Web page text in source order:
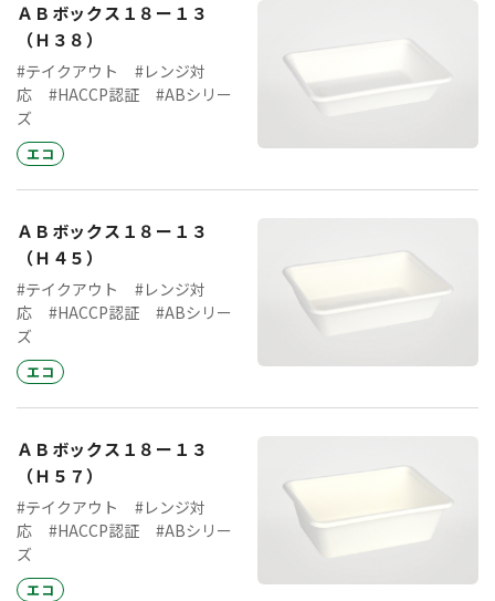
ＡＢボックス１８ー１３
（Ｈ３８）
#テイクアウト
#レンジ対
応
#HACCP認証
#ABシリー
ズ
エコ
ＡＢボックス１８ー１３
（Ｈ４５）
#テイクアウト
#レンジ対
応
#HACCP認証
#ABシリー
ズ
エコ
ＡＢボックス１８ー１３
（Ｈ５７）
#テイクアウト
#レンジ対
応
#HACCP認証
#ABシリー
ズ
エコ